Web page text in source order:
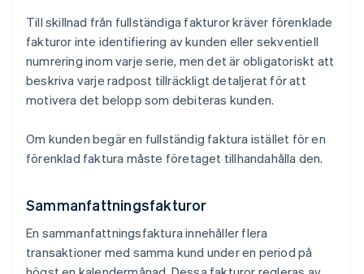
Till skillnad från fullständiga fakturor kräver förenklade
fakturor inte identifiering av kunden eller sekventiell
numrering inom varje serie, men det är obligatoriskt att
beskriva varje radpost tillräckligt detaljerat för att
motivera det belopp som debiteras kunden.
Om kunden begär en fullständig faktura istället för en
förenklad faktura måste företaget tillhandahålla den.
Sammanfattningsfakturor
En sammanfattningsfaktura innehåller flera
transaktioner med samma kund under en period på